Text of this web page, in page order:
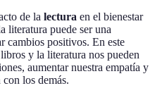
de la lectura en el bienestar
literatura puede ser una
cambios positivos. En este
y la literatura nos pueden
aumentar nuestra empatía y
los demás.